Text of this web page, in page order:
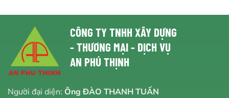
CÔNG TY TNHH XÂY DỰNG
- THƯƠNG MẠI - DỊCH VỤ
AN PHÚ THỊNH
Người đại diện: Ông ĐÀO THANH TUẤN